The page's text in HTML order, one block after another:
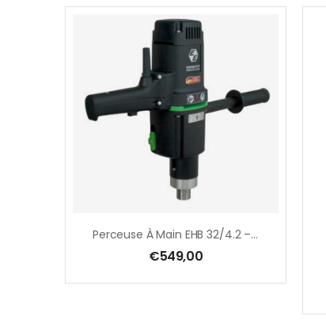
Perceuse À Main EHB 32/4.2 – 1700 W
€549,00